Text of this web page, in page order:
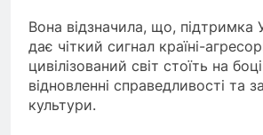
Вона відзначила, що, підтримка
дає чіткий сигнал країні-
цивілізований світ стоїть на
відновленні справедливості та
культури.